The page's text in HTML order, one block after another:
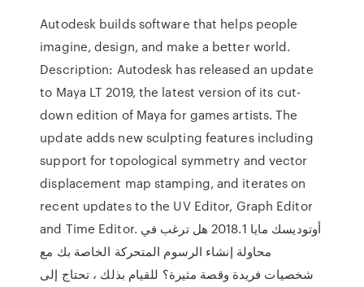
Autodesk builds software that helps people
imagine, design, and make a better world.
Description: Autodesk has released an update
to Maya LT 2019, the latest version of its cut-
down edition of Maya for games artists. The
update adds new sculpting features including
support for topological symmetry and vector
displacement map stamping, and iterates on
recent updates to the UV Editor, Graph Editor
and Time Editor. أوتوديسك مايا 2018.1 هل ترغب في
محاولة إنشاء الرسوم المتحركة الخاصة بك مع
شخصيات فريدة وقصة مثيرة؟ للقيام بذلك ، تحتاج إلى